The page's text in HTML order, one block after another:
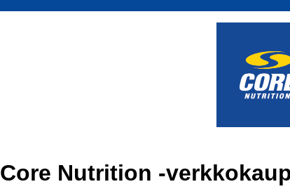
Core Nutrition -